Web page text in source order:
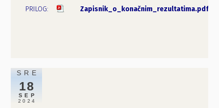
Zapisnik_o_konačnim_rezultatima.pdf
SRE
18
SEP
2024